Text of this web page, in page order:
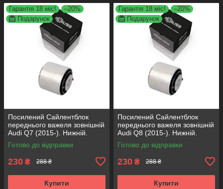
Гарантія 18 міс!
–20%
Подарунок
Посилений Сайлентблок
переднього важеля зовнішній
Audi Q7 (2015-). Нижній.
КОРЕЯ Acsuss! FE175192 ,
VKDS331087
Готово до відправки
230 ₴ 288 ₴
Купити
Гарантія 18 міс!
–20%
Подарунок
Посилений Сайлентблок
переднього важеля зовнішній
Audi Q8 (2015-). Нижній.
КОРЕЯ Acsuss! FE175192 ,
VKDS331087
Готово до відправки
230 ₴ 288 ₴
Купити